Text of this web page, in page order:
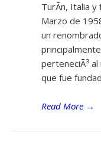
TurÃ­n, Italia y
Marzo de
un
perteneciÃ³
que fue
Read More →